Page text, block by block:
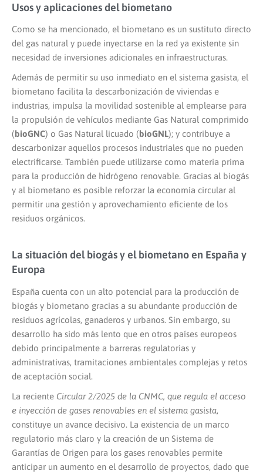
Usos y aplicaciones del biometano
Como se ha mencionado, el biometano es un sustituto directo
del gas natural y puede inyectarse en la red ya existente sin
necesidad de inversiones adicionales en infraestructuras.
Además de permitir su uso inmediato en el sistema gasista, el
biometano facilita la descarbonización de viviendas e
industrias, impulsa la movilidad sostenible al emplearse para
la propulsión de vehículos mediante Gas Natural comprimido
(bioGNC) o Gas Natural licuado (bioGNL); y contribuye a
descarbonizar aquellos procesos industriales que no pueden
electrificarse. También puede utilizarse como materia prima
para la producción de hidrógeno renovable. Gracias al biogás
y al biometano es posible reforzar la economía circular al
permitir una gestión y aprovechamiento eficiente de los
residuos orgánicos.
La situación del biogás y el biometano en España y
Europa
España cuenta con un alto potencial para la producción de
biogás y biometano gracias a su abundante producción de
residuos agrícolas, ganaderos y urbanos. Sin embargo, su
desarrollo ha sido más lento que en otros países europeos
debido principalmente a barreras regulatorias y
administrativas, tramitaciones ambientales complejas y retos
de aceptación social.
La reciente Circular 2/2025 de la CNMC, que regula el acceso
e inyección de gases renovables en el sistema gasista,
constituye un avance decisivo. La existencia de un marco
regulatorio más claro y la creación de un Sistema de
Garantías de Origen para los gases renovables permite
anticipar un aumento en el desarrollo de proyectos, dado que